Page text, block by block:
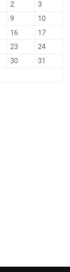
2
3
9
10
16
17
23
24
30 31